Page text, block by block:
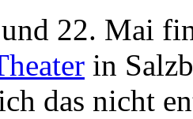
22. Mai
in
das nicht